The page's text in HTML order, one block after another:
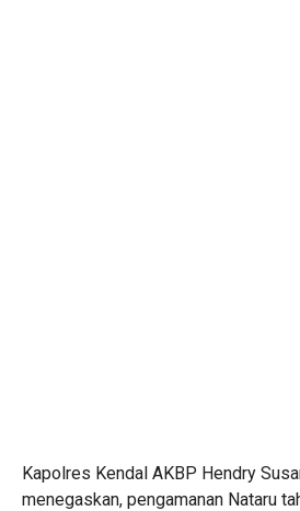
Kapolres Kendal AKBP Hendry
menegaskan, pengamanan Nataru